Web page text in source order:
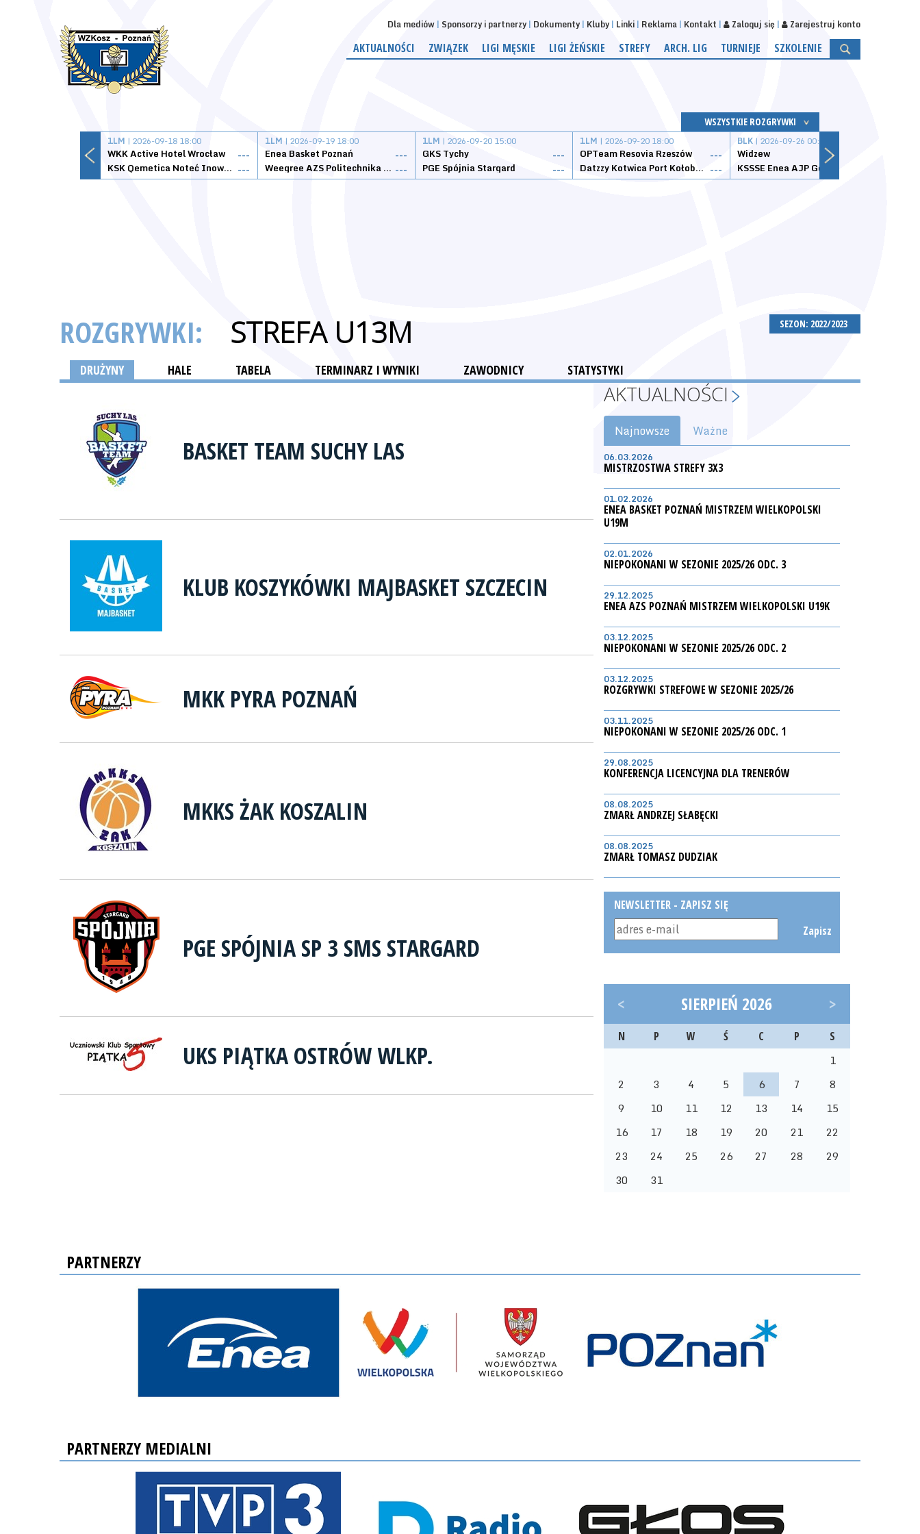
Dla mediów Sponsorzy i partnerzy Dokumenty Kluby Linki Reklama Kontakt Zaloguj się Zarejestruj konto
AKTUALNOŚCI ZWIĄZEK LIGI MĘSKIE LIGI ŻEŃSKIE STREFY ARCH. LIG TURNIEJE SZKOLENIE
WSZYSTKIE ROZGRYWKI
1LM | 2026-09-18 18:00
WKK Active Hotel Wrocław
---
KSK Qemetica Noteć Inowrocław ---
1LM | 2026-09-19 18:00
Enea Basket Poznań
---
Weegree AZS Politechnika Opolska ---
1LM | 2026-09-20 15:00
GKS Tychy
---
PGE Spójnia Stargard
---
1LM | 2026-09-20 18:00
OPTeam Resovia Rzeszów
---
Datzzy Kotwica Port Kołobrzeg ---
BLK | 2026-09-26 00:00
Widzew
SEZON: 2022/2023
ROZGRYWKI: STREFA U13M
DRUŻYNY HALE TABELA TERMINARZ I WYNIKI ZAWODNICY STATYSTYKI
BASKET TEAM SUCHY LAS
KLUB KOSZYKÓWKI MAJBASKET SZCZECIN
MKK PYRA POZNAŃ
MKKS ŻAK KOSZALIN
PGE SPÓJNIA SP 3 SMS STARGARD
UKS PIĄTKA OSTRÓW WLKP.
AKTUALNOŚCI
Najnowsze Ważne
06.03.2026
MISTRZOSTWA STREFY 3X3
01.02.2026
ENEA BASKET POZNAŃ MISTRZEM WIELKOPOLSKI
U19M
02.01.2026
NIEPOKONANI W SEZONIE 2025/26 ODC. 3
29.12.2025
ENEA AZS POZNAŃ MISTRZEM WIELKOPOLSKI U19K
03.12.2025
NIEPOKONANI W SEZONIE 2025/26 ODC. 2
03.12.2025
ROZGRYWKI STREFOWE W SEZONIE 2025/26
03.11.2025
NIEPOKONANI W SEZONIE 2025/26 ODC. 1
29.08.2025
KONFERENCJA LICENCYJNA DLA TRENERÓW
08.08.2025
ZMARŁ ANDRZEJ SŁABĘCKI
08.08.2025
ZMARŁ TOMASZ DUDZIAK
NEWSLETTER - ZAPISZ SIĘ
Zapisz
< SIERPIEŃ 2026 >
N P W Ś C P S
1
2
3 4 5 6 7
8
9
10 11 12 13 14
15
16
17 18 19 20 21
22
23
24 25 26 27 28
29
30
31
PARTNERZY
PARTNERZY MEDIALNI